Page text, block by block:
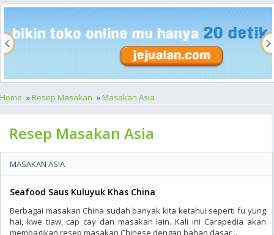
Home »Resep Masakan »Masakan Asia
Resep Masakan Asia
MASAKAN ASIA
Seafood Saus Kuluyuk Khas China
Berbagai masakan China sudah banyak kita ketahui seperti fu yung
hai, kwe tiaw, cap cay dan masakan lain. Kali ini Carapedia akan
membagikan resep masakan Chinese dengan bahan dasar ..